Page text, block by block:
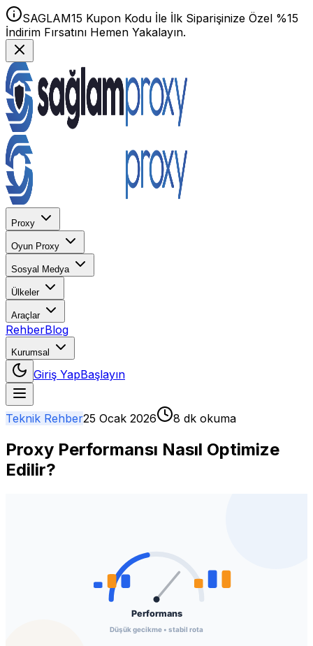
SAGLAM15 Kupon Kodu İle İlk Siparişinize Özel %15
İndirim Fırsatını Hemen Yakalayın.
Proxy
Oyun Proxy
Sosyal Medya
Ülkeler
Araçlar
RehberBlog
Kurumsal
Giriş YapBaşlayın
Teknik Rehber25 Ocak 2026 8 dk okuma
Proxy Performansı Nasıl Optimize
Edilir?